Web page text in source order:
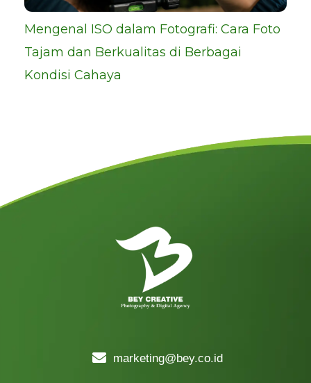
Mengenal ISO dalam Fotografi: Cara Foto
Tajam dan Berkualitas di Berbagai
Kondisi Cahaya
marketing@bey.co.id